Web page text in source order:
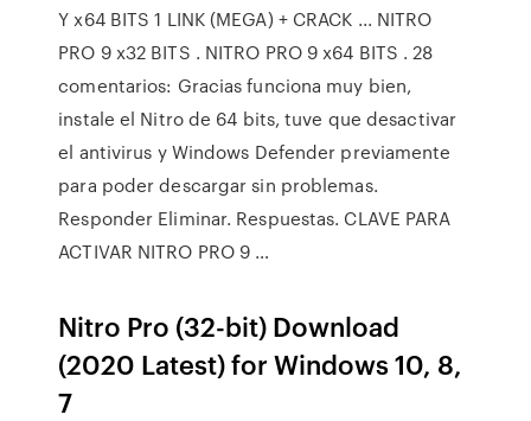
Y x64 BITS 1 LINK (MEGA) + CRACK ... NITRO
PRO 9 x32 BITS . NITRO PRO 9 x64 BITS . 28
comentarios: Gracias funciona muy bien,
instale el Nitro de 64 bits, tuve que desactivar
el antivirus y Windows Defender previamente
para poder descargar sin problemas.
Responder Eliminar. Respuestas. CLAVE PARA
ACTIVAR NITRO PRO 9 …
Nitro Pro (32-bit) Download
(2020 Latest) for Windows 10, 8,
7